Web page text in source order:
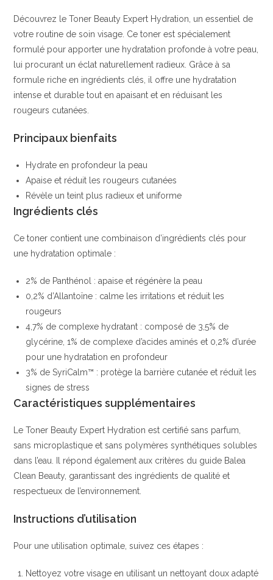
Ingrédients
Naturels
Clés
|
Balea
Découvrez le Toner Beauty Expert Hydration, un essentiel de
votre routine de soin visage. Ce toner est spécialement
formulé pour apporter une hydratation profonde à votre peau,
lui procurant un éclat naturellement radieux. Grâce à sa
formule riche en ingrédients clés, il offre une hydratation
intense et durable tout en apaisant et en réduisant les
rougeurs cutanées.
Principaux bienfaits
Hydrate en profondeur la peau
Apaise et réduit les rougeurs cutanées
Révèle un teint plus radieux et uniforme
Ingrédients clés
Ce toner contient une combinaison d’ingrédients clés pour
une hydratation optimale :
2% de Panthénol : apaise et régénère la peau
0,2% d’Allantoïne : calme les irritations et réduit les
rougeurs
4,7% de complexe hydratant : composé de 3,5% de
glycérine, 1% de complexe d’acides aminés et 0,2% d’urée
pour une hydratation en profondeur
3% de SyriCalm™ : protège la barrière cutanée et réduit les
signes de stress
Caractéristiques supplémentaires
Le Toner Beauty Expert Hydration est certifié sans parfum,
sans microplastique et sans polymères synthétiques solubles
dans l’eau. Il répond également aux critères du guide Balea
Clean Beauty, garantissant des ingrédients de qualité et
respectueux de l’environnement.
Instructions d’utilisation
Pour une utilisation optimale, suivez ces étapes :
Nettoyez votre visage en utilisant un nettoyant doux adapté